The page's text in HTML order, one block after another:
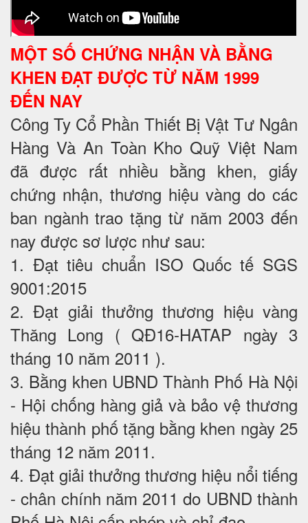
MỘT SỐ CHỨNG NHẬN VÀ BẰNG
KHEN ĐẠT ĐƯỢC TỪ NĂM 1999
ĐẾN NAY
Công Ty Cổ Phần Thiết Bị Vật Tư Ngân
Hàng Và An Toàn Kho Quỹ Việt Nam
đã được rất nhiều bằng khen, giấy
chứng nhận, thương hiệu vàng do các
ban ngành trao tặng từ năm 2003 đến
nay được sơ lược như sau:
1. Đạt tiêu chuẩn ISO Quốc tế SGS
9001:2015
2. Đạt giải thưởng thương hiệu vàng
Thăng Long ( QĐ16-HATAP ngày 3
tháng 10 năm 2011 ).
3. Bằng khen UBND Thành Phố Hà Nội
- Hội chống hàng giả và bảo vệ thương
hiệu thành phố tặng bằng khen ngày 25
tháng 12 năm 2011.
4. Đạt giải thưởng thương hiệu nổi tiếng
- chân chính năm 2011 do UBND thành